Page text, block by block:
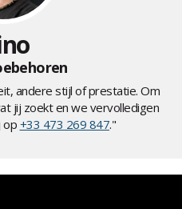
andere stijl of prestatie. Om
jij zoekt en we vervolledigen
op +33 473 269 847."